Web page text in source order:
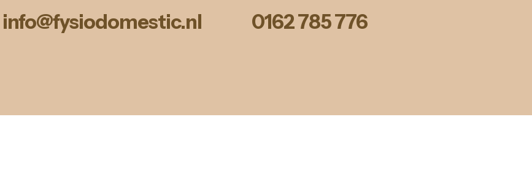
info@fysiodomestic.nl 0162 785 776